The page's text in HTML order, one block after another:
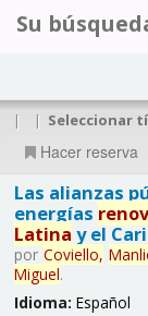
Su
| | Seleccionar
Hacer reserva
Las alianzas
energías
Latina y el
por Coviello,
Miguel.
Idioma: Español